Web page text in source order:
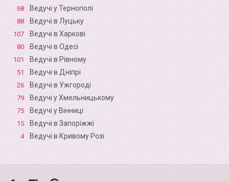
68 Ведучі у Тернополі
88 Ведучі в Луцьку
107 Ведучі в Харкові
80 Ведучі в Одесі
101 Ведучі в Рівному
51 Ведучі в Дніпрі
26 Ведучі в Ужгороді
79 Ведучі у Хмельницькому
75 Ведучі у Вінниці
15 Ведучі в Запоріжжі
4 Ведучі в Кривому Розі